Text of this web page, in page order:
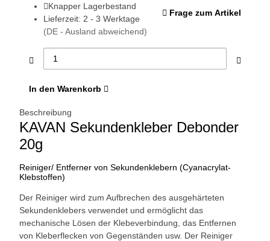
Knapper Lagerbestand
Lieferzeit: 2 - 3 Werktage
(DE - Ausland abweichend)
Frage zum Artikel
In den Warenkorb
Beschreibung
KAVAN Sekundenkleber Debonder
20g
Reiniger/ Entferner von Sekundenklebern (Cyanacrylat-
Klebstoffen)
Der Reiniger wird zum Aufbrechen des ausgehärteten
Sekundenklebers verwendet und ermöglicht das
mechanische Lösen der Klebeverbindung, das Entfernen
von Kleberflecken von Gegenständen usw. Der Reiniger